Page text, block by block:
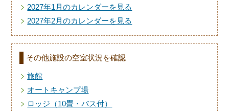
2027年1月のカレンダーを見る
2027年2月のカレンダーを見る
その他施設の空室状況を確認
旅館
オートキャンプ場
ロッジ（10畳・バス付）